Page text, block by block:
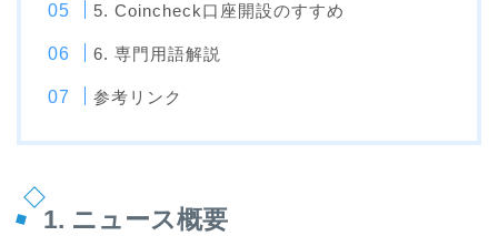
5. Coincheck口座開設のすすめ
6. 専門用語解説
参考リンク
1. ニュース概要